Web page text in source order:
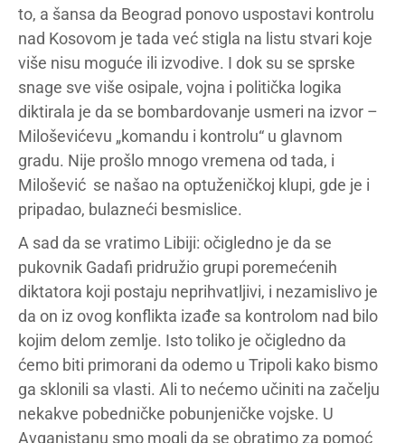
to, a šansa da Beograd ponovo uspostavi kontrolu
nad Kosovom je tada već stigla na listu stvari koje
više nisu moguće ili izvodive. I dok su se sprske
snage sve više osipale, vojna i politička logika
diktirala je da se bombardovanje usmeri na izvor –
Miloševićevu „komandu i kontrolu“ u glavnom
gradu. Nije prošlo mnogo vremena od tada, i
Milošević se našao na optuženičkoj klupi, gde je i
pripadao, bulazneći besmislice.
A sad da se vratimo Libiji: očigledno je da se
pukovnik Gadafi pridružio grupi poremećenih
diktatora koji postaju neprihvatljivi, i nezamislivo je
da on iz ovog konflikta izađe sa kontrolom nad bilo
kojim delom zemlje. Isto toliko je očigledno da
ćemo biti primorani da odemo u Tripoli kako bismo
ga sklonili sa vlasti. Ali to nećemo učiniti na začelju
nekakve pobedničke pobunjeničke vojske. U
Avganistanu smo mogli da se obratimo za pomoć